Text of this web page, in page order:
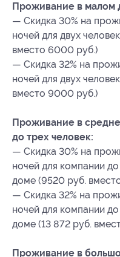
Проживание в малом
— Скидка 30% на
ночей для двух
вместо 6000 руб.)
— Скидка 32% на
ночей для двух
вместо 9000 руб.)
Проживание в
до трех человек:
— Скидка 30% на
ночей для компании
доме (9520 руб.
— Скидка 32% на
ночей для компании
доме (13 872 руб.
Проживание в